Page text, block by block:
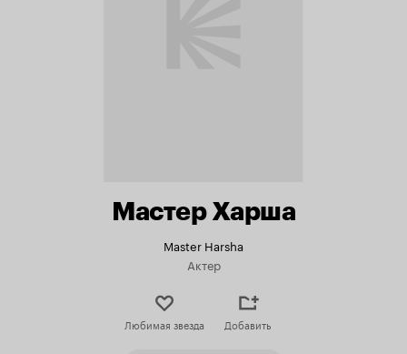
Мастер Харша
Master Harsha
Актер
Любимая звезда Добавить